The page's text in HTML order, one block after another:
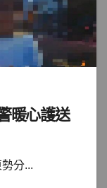
暖心護送
分...